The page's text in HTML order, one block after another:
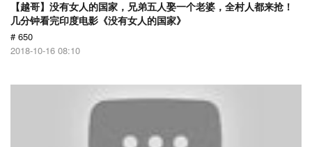
【越哥】没有女人的国家，兄弟五人娶一个老婆，全村人都来抢！
几分钟看完印度电影《没有女人的国家》
# 650
2018-10-16 08:10